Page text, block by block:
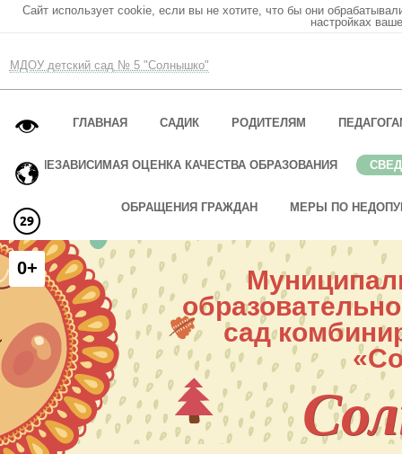
Сайт использует cookie, если вы не хотите, что бы они
настройках
МДОУ детский сад № 5 "Солнышко"
ГЛАВНАЯ САДИК РОДИТЕЛЯМ
НЕЗАВИСИМАЯ ОЦЕНКА КАЧЕСТВА ОБРАЗОВАНИЯ
ОБРАЩЕНИЯ ГРАЖДАН МЕРЫ ПО
сад
0+